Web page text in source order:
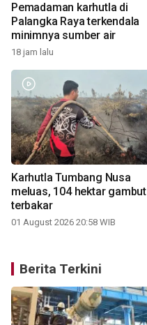
Pemadaman karhutla di
Palangka Raya terkendala
minimnya sumber air
18 jam lalu
Karhutla Tumbang Nusa
meluas, 104 hektar gambut
terbakar
01 August 2026 20:58 WIB
Berita Terkini